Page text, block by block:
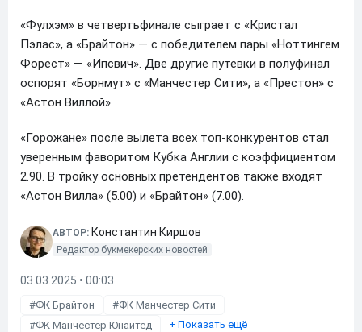
«Фулхэм» в четвертьфинале сыграет с «Кристал
Пэлас», а «Брайтон» — с победителем пары «Ноттингем
Форест» — «Ипсвич». Две другие путевки в полуфинал
оспорят «Борнмут» с «Манчестер Сити», а «Престон» с
«Астон Виллой».
«Горожане» после вылета всех топ-конкурентов стал
уверенным фаворитом Кубка Англии с коэффициентом
2.90. В тройку основных претендентов также входят
«Астон Вилла» (5.00) и «Брайтон» (7.00).
АВТОР: Константин Киршов
Редактор букмекерских новостей
03.03.2025 • 00:03
ФК Брайтон
ФК Манчестер Сити
ФК Манчестер Юнайтед
+ Показать ещё